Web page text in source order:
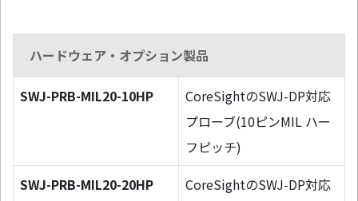
ハードウェア・オプション製品
SWJ-PRB-MIL20-10HP
CoreSightのSWJ-DP対応
プローブ(10ピンMIL ハー
フピッチ)
SWJ-PRB-MIL20-20HP
CoreSightのSWJ-DP対応